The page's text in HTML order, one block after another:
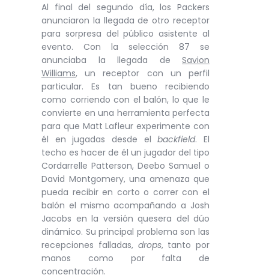
Al final del segundo día, los Packers
anunciaron la llegada de otro receptor
para sorpresa del público asistente al
evento. Con la selección 87 se
anunciaba la llegada de Savion
Williams, un receptor con un perfil
particular. Es tan bueno recibiendo
como corriendo con el balón, lo que le
convierte en una herramienta perfecta
para que Matt Lafleur experimente con
él en jugadas desde elbackfield. El
techo es hacer de él un jugador del tipo
Cordarrelle Patterson, Deebo Samuel o
David Montgomery, una amenaza que
pueda recibir en corto o correr con el
balón el mismo acompañando a Josh
Jacobs en la versión quesera del dúo
dinámico. Su principal problema son las
recepciones falladas, drops, tanto por
manos como por falta de
concentración.